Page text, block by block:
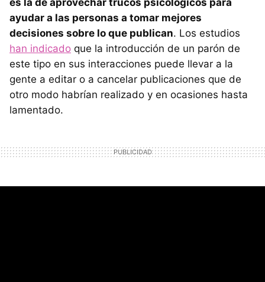
ayudar a las personas a tomar mejores
decisiones sobre lo que publican. Los estudios
han indicado que la introducción de un parón de
este tipo en sus interacciones puede llevar a la
gente a editar o a cancelar publicaciones que de
otro modo habrían realizado y en ocasiones hasta
lamentado.